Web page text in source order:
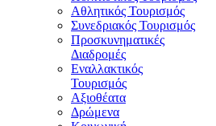
Αθλητικός Τουρισμός
Συνεδριακός Τουρισμός
Προσκυνηματικές
Διαδρομές
Εναλλακτικός
Τουρισμός
Αξιοθέατα
Δρώμενα